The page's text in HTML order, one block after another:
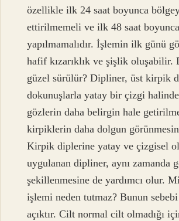
özellikle ilk 24 saat boyunca
ettirilmemeli ve ilk 48 saat
yapılmamalıdır. İşlemin ilk günü
hafif kızarıklık ve şişlik oluşabilir.
güzel sürülür? Dipliner, üst kirpik
dokunuşlarla yatay bir çizgi
gözlerin daha belirgin hale
kirpiklerin daha dolgun
Kirpik diplerine yatay ve çizgisel
uygulanan dipliner, aynı zamanda
şekillenmesine de yardımcı olur.
işlemi neden tutmaz? Bunun
açıktır. Cilt normal cilt olmadığı